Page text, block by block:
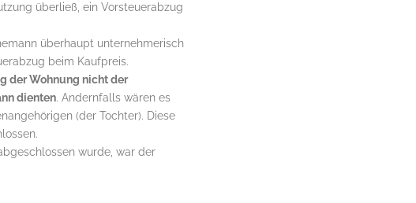
überließ, ein Vorsteuerabzug
überhaupt unternehmerisch
beim Kaufpreis.
der Wohnung nicht der
dienten. Andernfalls wären es
(der Tochter). Diese
wurde, war der